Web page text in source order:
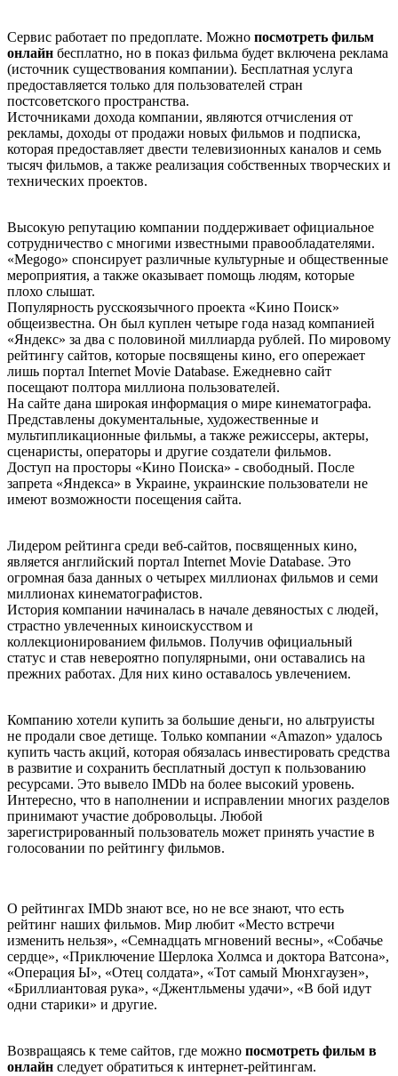
Сервис работает по предоплате. Можно посмотреть фильм
онлайн бесплатно, но в показ фильма будет включена реклама
(источник существования компании). Бесплатная услуга
предоставляется только для пользователей стран
постсоветского пространства.
Источниками дохода компании, являются отчисления от
рекламы, доходы от продажи новых фильмов и подписка,
которая предоставляет двести телевизионных каналов и семь
тысяч фильмов, а также реализация собственных творческих и
технических проектов.
Высокую репутацию компании поддерживает официальное
сотрудничество с многими известными правообладателями.
«Меgоgо» спонсирует различные культурные и общественные
мероприятия, а также оказывает помощь людям, которые
плохо слышат.
Популярность русскоязычного проекта «Kинo Пoиcк»
общеизвестна. Он был куплен четыре года назад компанией
«Яндекс» за два с половиной миллиарда рублей. По мировому
рейтингу сайтов, которые посвящены кино, его опережает
лишь портал Internet Movie Database. Ежедневно сайт
посещают полтора миллиона пользователей.
На сайте дана широкая информация о мире кинематографа.
Представлены документальные, художественные и
мультипликационные фильмы, а также режиссеры, актеры,
сценаристы, операторы и другие создатели фильмов.
Доступ на просторы «Кино Поиска» - свободный. После
запрета «Яндекса» в Украине, украинские пользователи не
имеют возможности посещения сайта.
Лидером рейтинга среди веб-сайтов, посвященных кино,
является английский портал Internet Movie Database. Это
огромная база данных о четырех миллионах фильмов и семи
миллионах кинематографистов.
История компании начиналась в начале девяностых с людей,
страстно увлеченных киноискусством и
коллекционированием фильмов. Получив официальный
статус и став невероятно популярными, они оставались на
прежних работах. Для них кино оставалось увлечением.
Компанию хотели купить за большие деньги, но альтруисты
не продали свое детище. Только компании «Amazon» удалось
купить часть акций, которая обязалась инвестировать средства
в развитие и сохранить бесплатный доступ к пользованию
ресурсами. Это вывело IMDb на более высокий уровень.
Интересно, что в наполнении и исправлении многих разделов
принимают участие добровольцы. Любой
зарегистрированный пользователь может принять участие в
голосовании по рейтингу фильмов.
О рейтингах IMDb знают все, но не все знают, что есть
рейтинг наших фильмов. Мир любит «Место встречи
изменить нельзя», «Семнадцать мгновений весны», «Собачье
сердце», «Приключение Шерлока Холмса и доктора Ватсона»,
«Операция Ы», «Отец солдата», «Тот самый Мюнхгаузен»,
«Бриллиантовая рука», «Джентльмены удачи», «В бой идут
одни старики» и другие.
Возвращаясь к теме сайтов, где можно посмотреть фильм в
онлайн следует обратиться к интернет-рейтингам.